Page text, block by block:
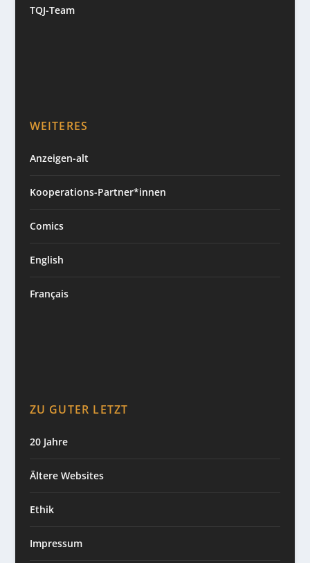
TQJ-Team
WEITERES
Anzeigen-alt
Kooperations-Partner*innen
Comics
English
Français
ZU GUTER LETZT
20 Jahre
Ältere Websites
Ethik
Impressum